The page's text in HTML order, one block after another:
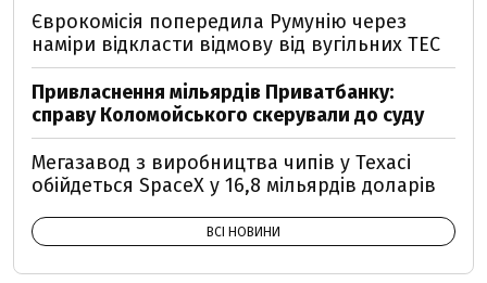
Єврокомісія попередила Румунію через
наміри відкласти відмову від вугільних ТЕС
Привласнення мільярдів Приватбанку:
справу Коломойського скерували до суду
Мегазавод з виробництва чипів у Техасі
обійдеться SpaceX у 16,8 мільярдів доларів
ВСІ НОВИНИ